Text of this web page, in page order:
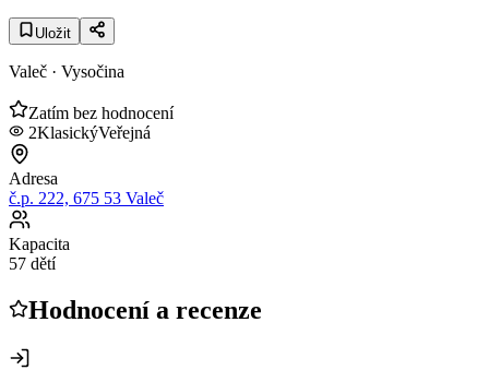
Uložit
Valeč · Vysočina
Zatím bez hodnocení
2KlasickýVeřejná
Adresa
č.p. 222, 675 53 Valeč
Kapacita
57 dětí
Hodnocení a recenze